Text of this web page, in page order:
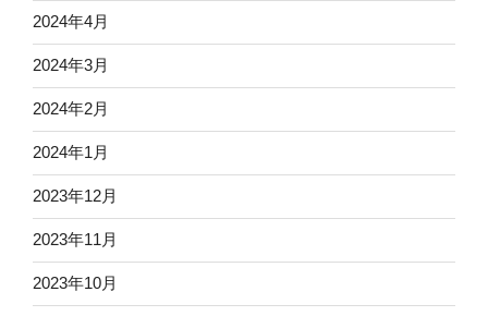
2024年4月
2024年3月
2024年2月
2024年1月
2023年12月
2023年11月
2023年10月